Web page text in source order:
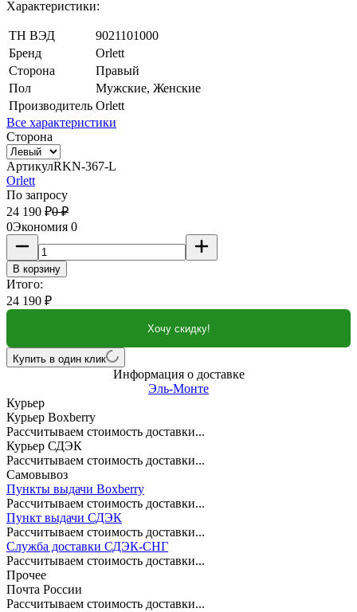
Характеристики:
ТН ВЭД
9021101000
Бренд
Orlett
Сторона
Правый
Пол
Мужские, Женские
Производитель Orlett
Все характеристики
Сторона
АртикулRKN-367-L
Orlett
По запросу
24 190 ₽0 ₽
0Экономия 0
В корзину
Итого:
24 190 ₽
Хочу скидку!
Купить в один клик
Информация о доставке
Эль-Монте
Курьер
Курьер Boxberry
Рассчитываем стоимость доставки...
Курьер СДЭК
Рассчитываем стоимость доставки...
Самовывоз
Пункты выдачи Boxberry
Рассчитываем стоимость доставки...
Пункт выдачи СДЭК
Рассчитываем стоимость доставки...
Служба доставки СДЭК-СНГ
Рассчитываем стоимость доставки...
Прочее
Почта России
Рассчитываем стоимость доставки...